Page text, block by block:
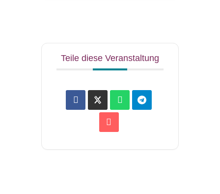
Teile diese Veranstaltung